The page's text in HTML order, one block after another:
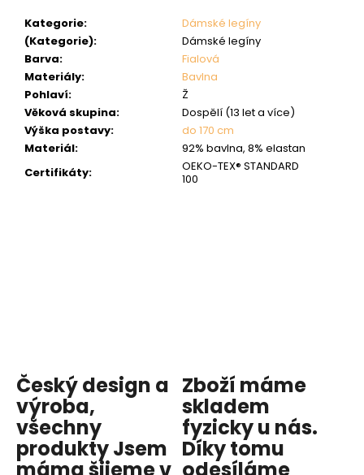
Kategorie:
Dámské legíny
(Kategorie):
Dámské legíny
Barva:
Fialová
Materiály:
Bavlna
Pohlaví:
Ž
Věková skupina:
Dospělí (13 let a více)
Výška postavy:
do 170 cm
Materiál:
92% bavlna, 8% elastan
Certifikáty:
OEKO-TEX® STANDARD
100
Český design a
výroba,
všechny
produktyJsem
Zboží máme
skladem
fyzicky u nás.
Díky tomu